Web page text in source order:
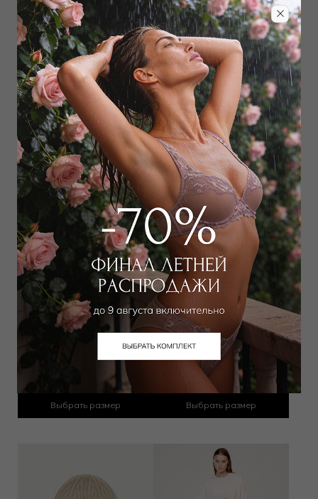
Шарф
25 000₽
Выбрать размер
Носки
15 000 ₽
Выбрать размер
Носки
Выбрать размер
Перчатки
16 000 ₽
Выбрать размер